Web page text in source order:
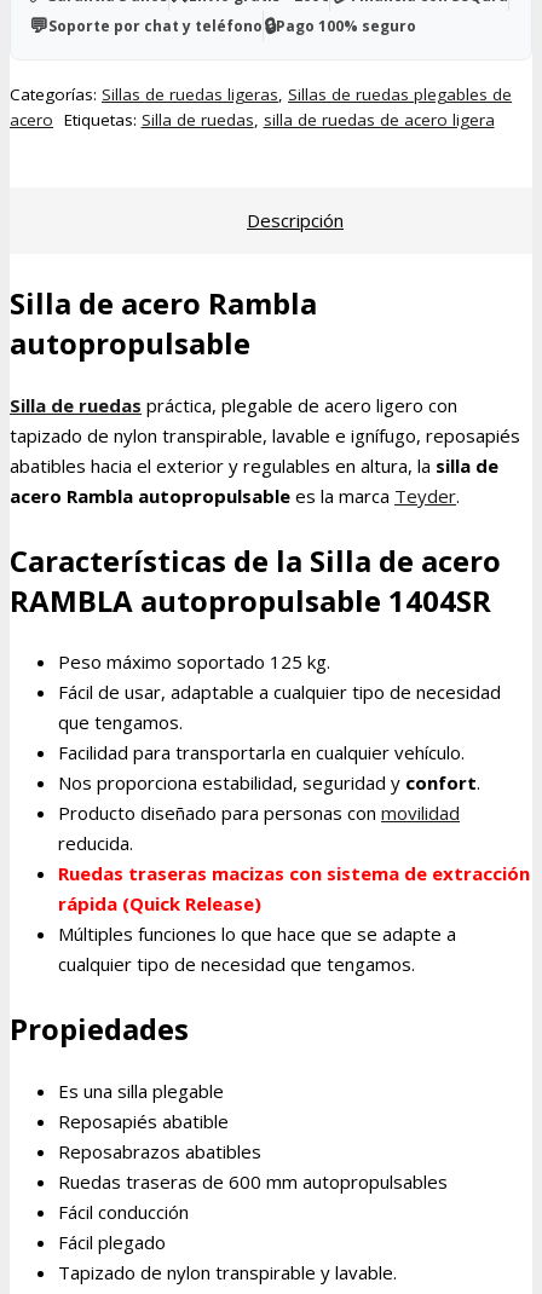
autopropulsable
💬Soporte por chat y teléfono🔒Pago 100% seguro
Categorías: Sillas de ruedas ligeras, Sillas de ruedas plegables de
acero Etiquetas: Silla de ruedas, silla de ruedas de acero ligera
Descripción
Silla de acero Rambla
autopropulsable
Silla de ruedas práctica, plegable de acero ligero con
tapizado de nylon transpirable, lavable e ignífugo, reposapiés
abatibles hacia el exterior y regulables en altura, la silla de
acero Rambla autopropulsable es la marca Teyder.
Características de la Silla de acero
RAMBLA autopropulsable 1404SR
Peso máximo soportado 125 kg.
Fácil de usar, adaptable a cualquier tipo de necesidad
que tengamos.
Facilidad para transportarla en cualquier vehículo.
Nos proporciona estabilidad, seguridad y confort.
Producto diseñado para personas con movilidad
reducida.
Ruedas traseras macizas con sistema de extracción
rápida (Quick Release)
Múltiples funciones lo que hace que se adapte a
cualquier tipo de necesidad que tengamos.
Propiedades
Es una silla plegable
Reposapiés abatible
Reposabrazos abatibles
Ruedas traseras de 600 mm autopropulsables
Fácil conducción
Fácil plegado
Tapizado de nylon transpirable y lavable.